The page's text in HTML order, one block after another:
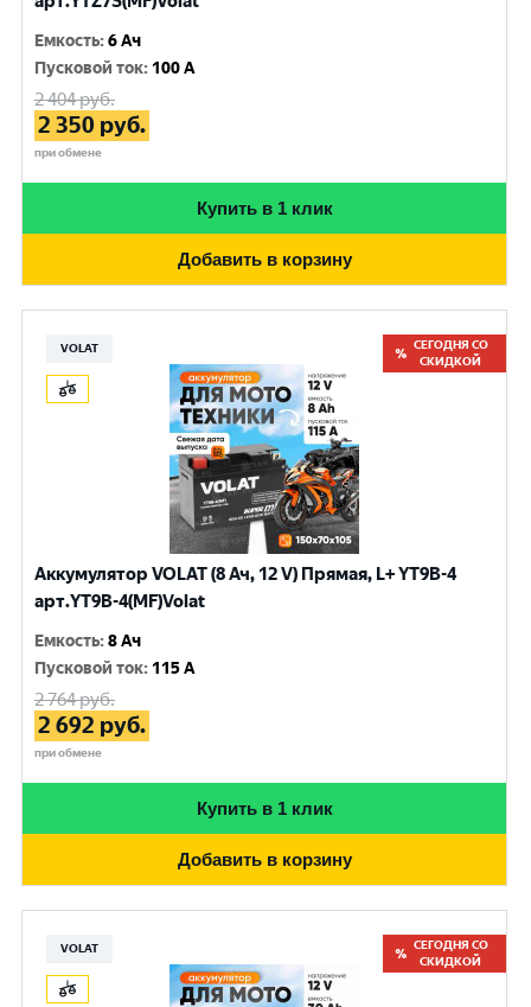
Емкость:6 Ач
Пусковой ток: 100 A
2 404руб.
2 350 руб.
при обмене
Купить в 1 клик
Добавить в корзину
VOLAT
СЕГОДНЯ СО
СКИДКОЙ
Аккумулятор VOLAT (8 Ач, 12 V) Прямая, L+ YT9B-4
арт.YT9B-4(MF)Volat
Емкость:8 Ач
Пусковой ток: 115 A
2 764руб.
2 692 руб.
при обмене
Купить в 1 клик
Добавить в корзину
VOLAT
СЕГОДНЯ СО
СКИДКОЙ